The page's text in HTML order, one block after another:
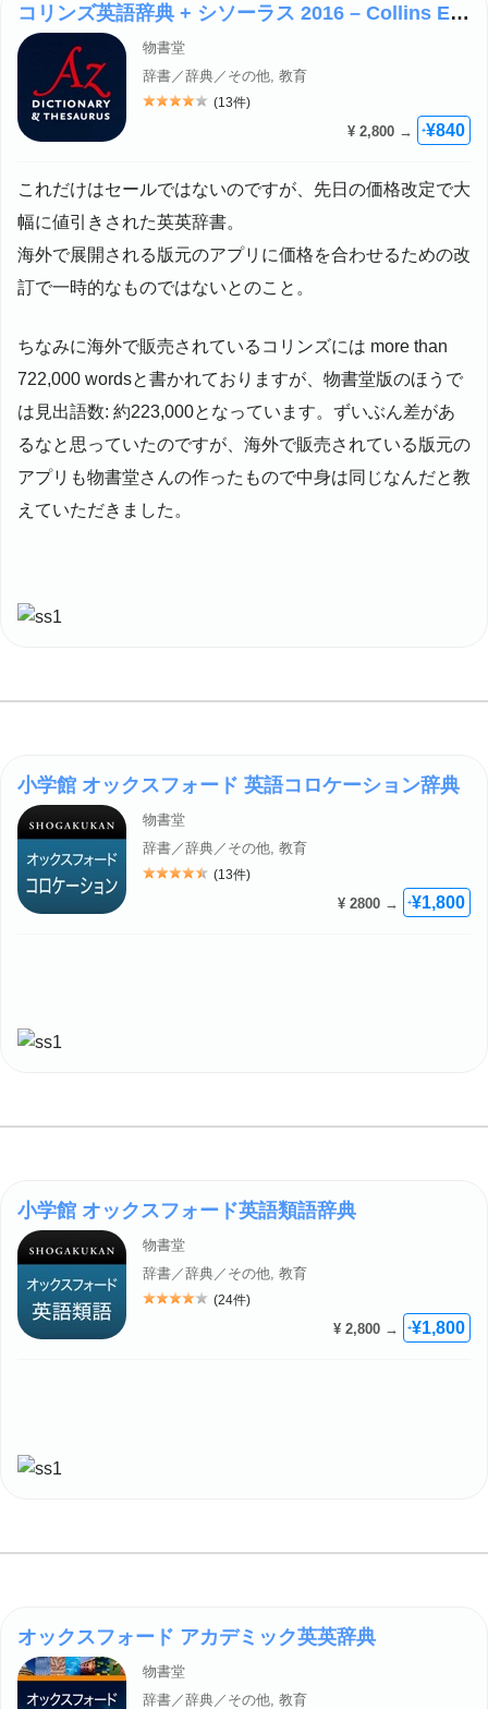
コリンズ英語辞典 + シソーラス 2016 – Collins English Dictionary
物書堂
辞書／辞典／その他, 教育
評価: 4
(13件)
¥ 2,800 → +¥840
これだけはセールではないのですが、先日の価格改定で大
幅に値引きされた英英辞書。
海外で展開される版元のアプリに価格を合わせるための改
訂で一時的なものではないとのこと。
ちなみに海外で販売されているコリンズには more than
722,000 wordsと書かれておりますが、物書堂版のほうで
は見出語数: 約223,000となっています。ずいぶん差があ
るなと思っていたのですが、海外で販売されている版元の
アプリも物書堂さんの作ったもので中身は同じなんだと教
えていただきました。
小学館 オックスフォード 英語コロケーション辞典
物書堂
辞書／辞典／その他, 教育
評価: 4.5
(13件)
¥ 2800 → +¥1,800
小学館 オックスフォード英語類語辞典
物書堂
辞書／辞典／その他, 教育
評価: 4
(24件)
¥ 2,800 → +¥1,800
オックスフォード アカデミック英英辞典
物書堂
辞書／辞典／その他, 教育